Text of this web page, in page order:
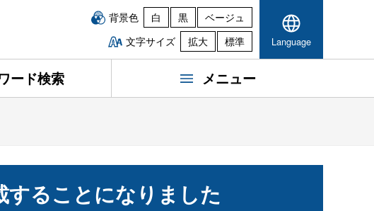
背景色 白 黒
ベージュ
文字サイズ
拡大 標準 Language
ード検索 メニュー
することになりました